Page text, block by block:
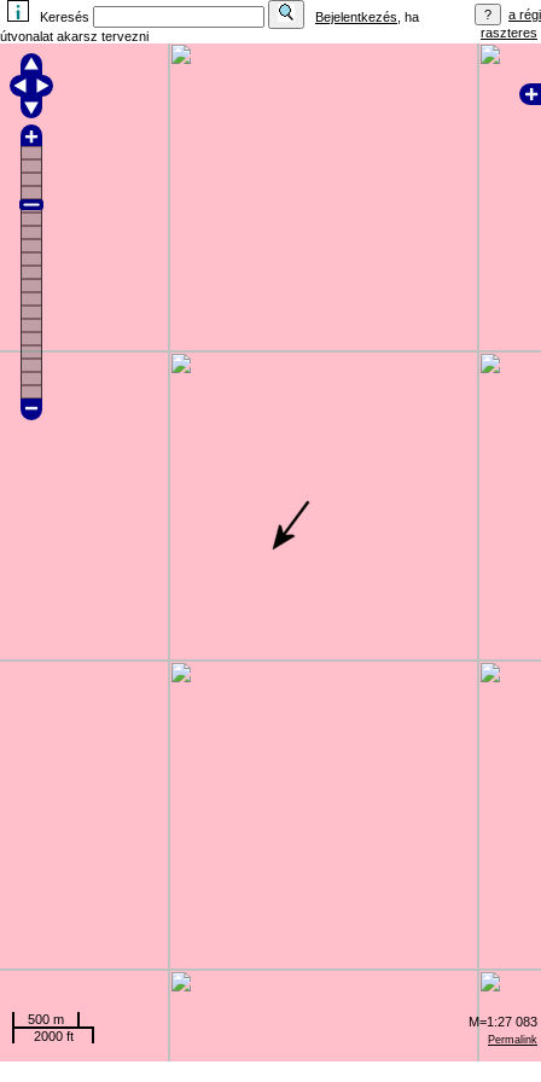
Keresés Bejelentkezés , ha
útvonalat akarsz tervezni
a régi
raszteres
Permalink
500 m
2000 ft
M=1:27 083